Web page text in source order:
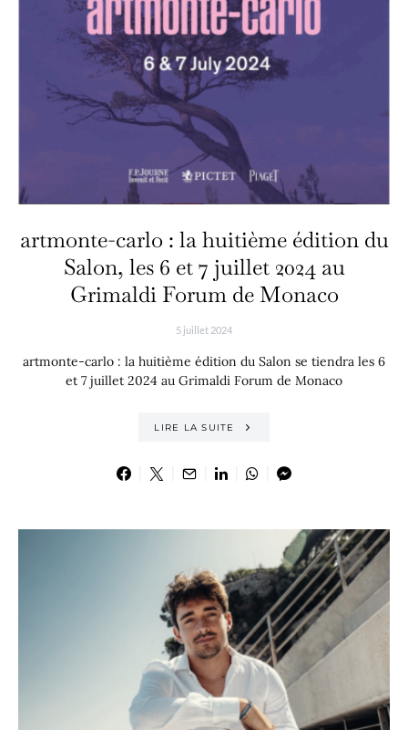
artmonte-carlo : la huitième édition du
Salon, les 6 et 7 juillet 2024 au
Grimaldi Forum de Monaco
5 juillet 2024
artmonte-carlo : la huitième édition du Salon se tiendra les 6
et 7 juillet 2024 au Grimaldi Forum de Monaco
LIRE LA SUITE